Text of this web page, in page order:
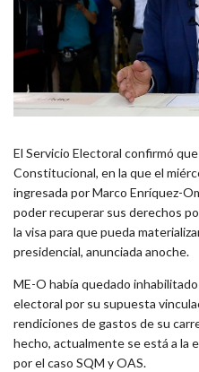
El Servicio Electoral confirmó
Constitucional, en la que el
ingresada por Marco Enríquez-
poder recuperar sus derechos
la visa para que pueda
presidencial, anunciada anoche.
ME-O había quedado
electoral por su supuesta
rendiciones de gastos de su
hecho, actualmente se está a la
por el caso SQM y OAS.